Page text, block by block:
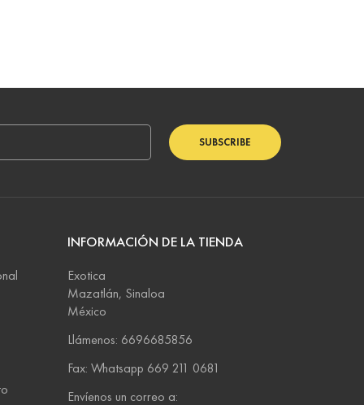
SUBSCRIBE
INFORMACIÓN DE LA TIENDA
Exotica
Mazatlán, Sinaloa
México
Llámenos: 6696685856
Fax:Whatsapp 669 211 0681
Envíenos un correo a: